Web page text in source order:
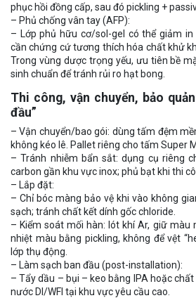
phục hồi đồng cấp, sau đó pickling +
– Phủ chống vân tay (AFP):
– Lớp phủ hữu cơ/sol-gel có thể giảm
cần chứng cứ tương thích hóa chất khử
Trong vùng dược trọng yếu, ưu tiên bề
sinh chuẩn để tránh rủi ro hạt bong.
Thi công, vận chuyển, bảo
đầu”
– Vận chuyển/bao gói: dùng tấm đệm
không kéo lê. Pallet riêng cho tấm Super
– Tránh nhiễm bẩn sắt: dụng cụ riêng
carbon gần khu vực inox; phủ bạt khi thi
– Lắp đặt:
– Chỉ bóc màng bảo vệ khi vào không
sạch; tránh chất kết dính gốc chloride.
– Kiểm soát mối hàn: lót khí Ar, giữ màu
nhiệt màu bằng pickling, không để vệt
lớp thụ động.
– Làm sạch ban đầu (post-installation):
– Tẩy dầu – bụi – keo bằng IPA hoặc
nước DI/WFI tại khu vực yêu cầu cao.